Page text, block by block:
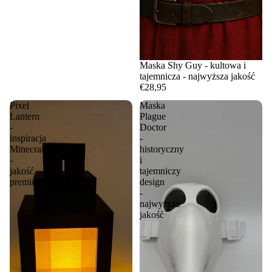
Maska Shy Guy - kultowa i
tajemnicza - najwyższa jakość
€28,95
Pixel
Lantern
-
inspiracja
Minecraftem
-
jakość
premium
Maska
Plague
Doctor
-
historyczny
i
tajemniczy
design
-
najwyższa
jakość